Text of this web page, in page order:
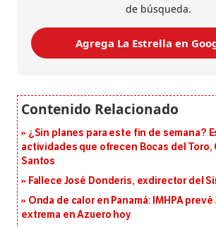
de búsqueda.
Agrega La Estrella en
¿Sin planes para este fin de semana?
actividades que ofrecen Bocas del Toro,
Santos
Fallece José Donderis, exdirector del
Onda de calor en Panamá: IMHPA prevé
extrema en Azuero hoy